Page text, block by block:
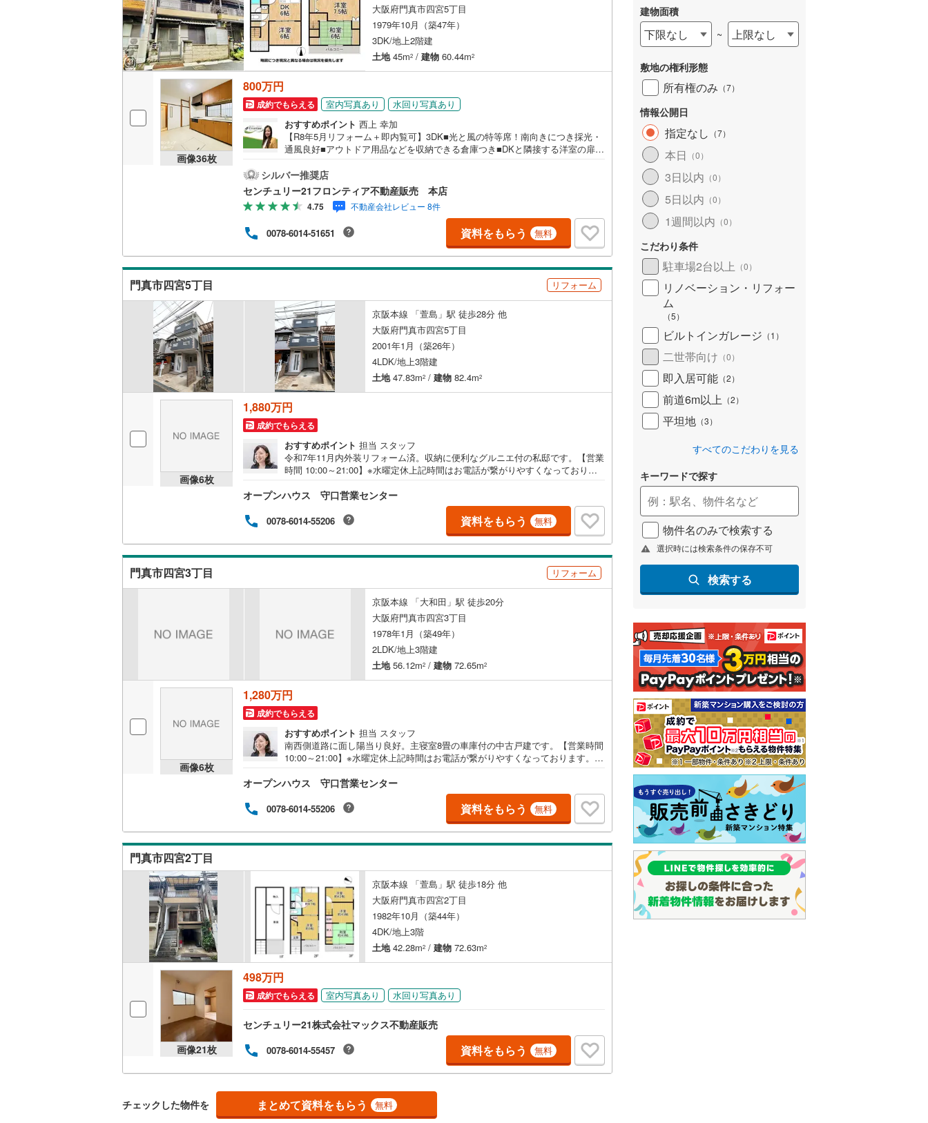
大阪府門真市四宮5丁目
1979年10月（築47年）
3DK/地上2階建
土地45m2 / 建物 60.44m2
画像36枚
800万円
成約でもらえる 室内写真あり
水回り写真あり
おすすめポイント 西上 幸加
【R8年5月リフォーム＋即内覧可】3DK■光と風の特等席！南向きにつき採光・
通風良好■アウトドア用品などを収納できる倉庫つき■DKと隣接する洋室の扉を
には、寝室にも客間にも利用可能な和室がございます。・ライフ門真店まで徒
歩11分で、毎日のお買い物にも便利な立地です。 立地・四宮小学校まで徒歩約
5分・第五中学校まで徒歩約10分 弊社が選ばれる理由 1.お金の扱い方のプロ、
ファイナンシャルプランナーが資金計画をサポート！2.買い替えなどにも対応
できる売却専門チームあり！3.たくさんの銀行と繋がりがあるため、最も低金
利になるように審査が可能！4.物件のお引渡し後に必要になったお家のリフォ
ームも弊社のリフォームプランナーがご提案！5.定期的にご連絡を繋ぎ、有事
の際に迅速にサポートいたします弊社は専門家同士が連携をとっているため、
より多くの知見がございます。お気軽にお問合せください！
シルバー推奨店
センチュリー21フロンティア不動産販売 本店
4.75 不動産会社レビュー 8件
0078-6014-51651 資料をもらう 無料
門真市四宮5丁目 リフォーム
京阪本線 「萱島」駅 徒歩28分 他
大阪府門真市四宮5丁目
2001年1月（築26年）
4LDK/地上3階建
土地47.83m2 / 建物 82.4m2
画像6枚
1,880万円
成約でもらえる
おすすめポイント 担当 スタッフ
令和7年11月内外装リフォーム済。収納に便利なグルニエ付の私邸です。【営業
時間 10:00～21:00】※水曜定休上記時間はお電話が繋がりやすくなっておりま
学する（無料）」ボタンよりご希望の日時をご記入いただけますとスムーズに
ご案内が可能です。◎現地のご案内について・平日や夜遅い時間帯もご案内が
可能 ※定休日を除く・経験豊富なスタッフが物件詳細を丁寧にご説明いたしま
す。・車でご自宅や最寄り駅等、ご指定の場所まで送迎します。・チャイルド
シートのご用意ございます。◎個別FP相談会 無料物件のご紹介だけでなく住
宅ローン・資金のご相談、まずは家探しについて話を聞きたいという方も大歓
迎です！年間8000棟以上の限定物件を発表しているオープンハウスだから出会
える物件が多数ございます。ぜひお気軽にご連絡・ご相談ください！※限定物
ディベロップメントの物件
オープンハウス 守口営業センター
0078-6014-55206 資料をもらう 無料
門真市四宮3丁目 リフォーム
京阪本線 「大和田」駅 徒歩20分
大阪府門真市四宮3丁目
1978年1月（築49年）
2LDK/地上3階建
土地56.12m2 / 建物 72.65m2
画像6枚
1,280万円
成約でもらえる
おすすめポイント 担当 スタッフ
南西側道路に面し陽当り良好。主寝室8畳の車庫付の中古戸建です。【営業時間
10:00～21:00】※水曜定休上記時間はお電話が繋がりやすくなっております。ぜ
（無料）」ボタンよりご希望の日時をご記入いただけますとスムーズにご案内
が可能です。◎現地のご案内について・平日や夜遅い時間帯もご案内が可能 ※
定休日を除く・経験豊富なスタッフが物件詳細を丁寧にご説明いたします。・
車でご自宅や最寄り駅等、ご指定の場所まで送迎します。・チャイルドシート
のご用意ございます。◎個別FP相談会 無料物件のご紹介だけでなく住宅ロー
ン・資金のご相談、まずは家探しについて話を聞きたいという方も大歓迎で
物件が多数ございます。ぜひお気軽にご連絡・ご相談ください！※限定物件:当
社のみ、もしくは当社を含めた数社でのみご紹介可能なオープンハウス・ディ
ベロップメントの物件
オープンハウス 守口営業センター
0078-6014-55206 資料をもらう 無料
門真市四宮2丁目
京阪本線 「萱島」駅 徒歩18分 他
大阪府門真市四宮2丁目
1982年10月（築44年）
4DK/地上3階
土地42.28m2 / 建物 72.63m2
画像21枚
498万円
成約でもらえる 室内写真あり 水回り写真あり
センチュリー21株式会社マックス不動産販売
0078-6014-55457 資料をもらう 無料
チェックした物件を まとめて資料をもらう 無料
建物面積
下限なし ~ 上限なし
敷地の権利形態
所有権のみ （7）
情報公開日
指定なし （7）
本日 （0）
3日以内 （0）
5日以内 （0）
1週間以内 （0）
こだわり条件
駐車場2台以上 （0）
リノベーション・リフォー
ム
（5）
ビルトインガレージ （1 ）
二世帯向け （0）
即入居可能 （2）
前道6m以上 （2）
平坦地 （3）
すべてのこだわりを見る
キーワードで探す
物件名のみで検索する
選択時には検索条件の保存不可
検索する